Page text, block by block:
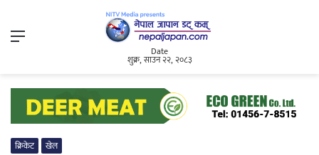
Menu
Date
शुक्र, साउन २२, २०८३
क्रिकेट खेल